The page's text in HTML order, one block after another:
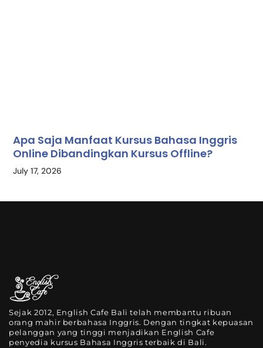
Apa Saja Manfaat Kursus Bahasa Inggris
Online Dibandingkan Kursus Offline?
July 17, 2026
Sejak 2012, English Cafe Bali telah membantu ribuan
orang mahir berbahasa Inggris. Dengan tingkat kepuasan
pelanggan yang tinggi menjadikan English Cafe
penyedia kursus Bahasa Inggris terbaik di Bali.